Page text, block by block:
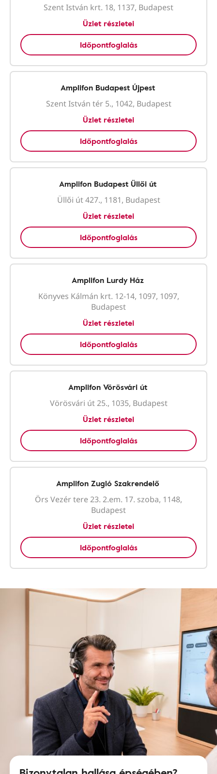
Szent István krt. 18, 1137, Budapest
Üzlet részletei
Időpontfoglalás
Amplifon Budapest Újpest
Szent István tér 5., 1042, Budapest
Üzlet részletei
Időpontfoglalás
Amplifon Budapest Üllői út
Üllői út 427., 1181, Budapest
Üzlet részletei
Időpontfoglalás
Amplifon Lurdy Ház
Könyves Kálmán krt. 12-14, 1097, 1097,
Budapest
Üzlet részletei
Időpontfoglalás
Amplifon Vörösvári út
Vörösvári út 25., 1035, Budapest
Üzlet részletei
Időpontfoglalás
Amplifon Zugló Szakrendelő
Örs Vezér tere 23. 2.em. 17. szoba, 1148,
Budapest
Üzlet részletei
Időpontfoglalás